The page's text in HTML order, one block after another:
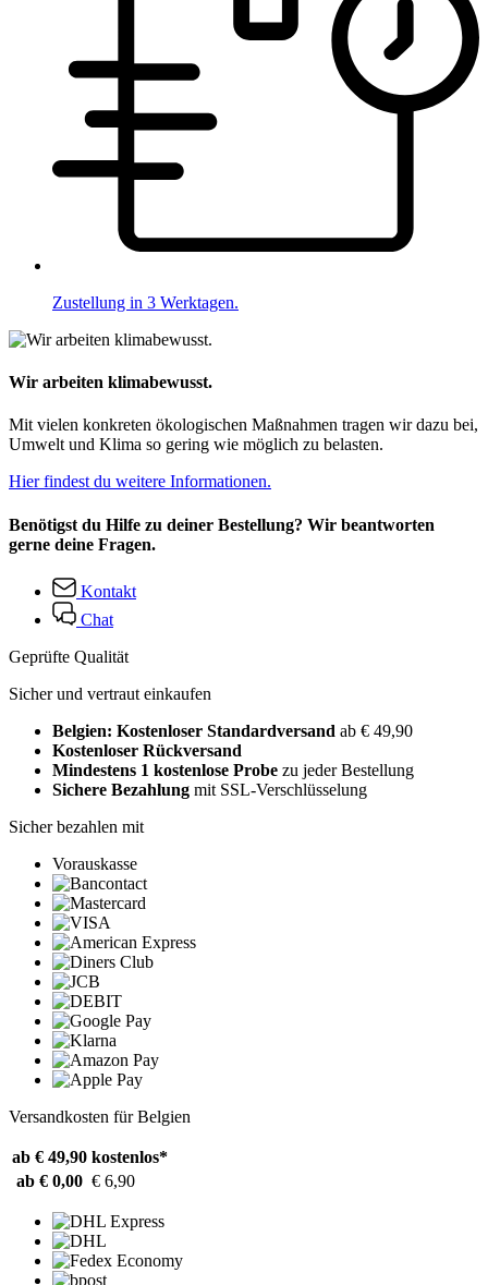
Zustellung in 3 Werktagen.
Wir arbeiten klimabewusst.
Mit vielen konkreten ökologischen Maßnahmen tragen wir dazu bei,
Umwelt und Klima so gering wie möglich zu belasten.
Hier findest du weitere Informationen.
Benötigst du Hilfe zu deiner Bestellung? Wir beantworten
gerne deine Fragen.
Kontakt
Chat
Geprüfte Qualität
Sicher und vertraut einkaufen
Belgien: Kostenloser Standardversand ab € 49,90
Kostenloser Rückversand
Mindestens 1 kostenlose Probe zu jeder Bestellung
Sichere Bezahlung mit SSL-Verschlüsselung
Sicher bezahlen mit
Vorauskasse
Versandkosten für Belgien
ab € 49,90 kostenlos*
ab € 0,00 € 6,90